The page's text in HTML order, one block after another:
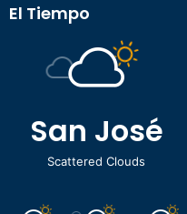
El Tiempo
San José
Scattered Clouds